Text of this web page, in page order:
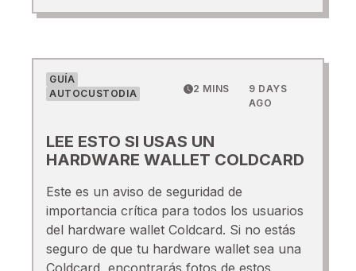
GUÍA
AUTOCUSTODIA
2 MINS
9 DAYS
AGO
LEE ESTO SI USAS UN
HARDWARE WALLET COLDCARD
Este es un aviso de seguridad de
importancia crítica para todos los usuarios
del hardware wallet Coldcard. Si no estás
seguro de que tu hardware wallet sea una